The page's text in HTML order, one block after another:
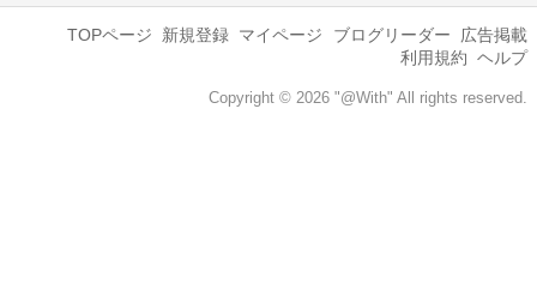
TOPページ 新規登録 マイページ ブログリーダー
広告掲載
利用規約 ヘルプ
Copyright © 2026 "@With" All rights reserved.